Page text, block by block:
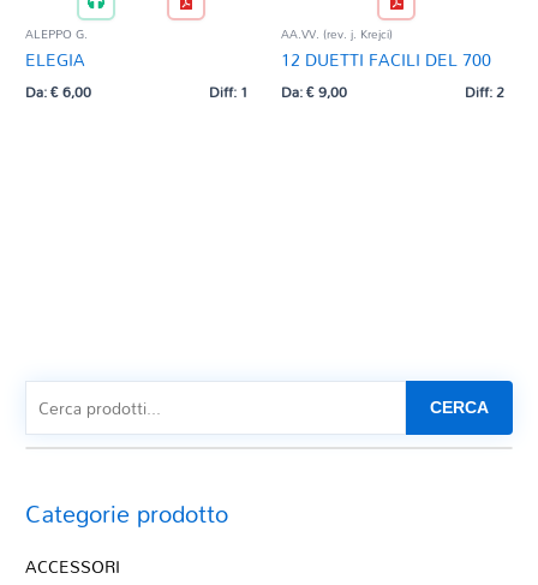
ALEPPO G.
ELEGIA
Da:€6,00 Diff: 1
AA.VV. (rev. j. Krejci)
12 DUETTI FACILI DEL 700
Da:€9,00 Diff: 2
CERCA
Categorie prodotto
ACCESSORI